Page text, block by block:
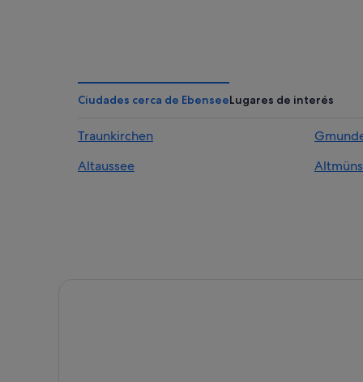
Ciudades cerca de EbenseeLugares de interés
Traunkirchen
Altaussee